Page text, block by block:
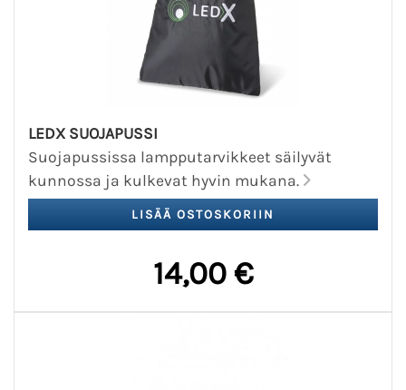
LEDX SUOJAPUSSI
Suojapussissa lampputarvikkeet säilyvät
kunnossa ja kulkevat hyvin mukana.
14,00 €